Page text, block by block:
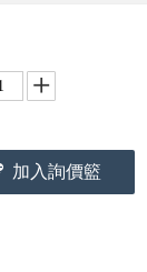
加入詢價籃